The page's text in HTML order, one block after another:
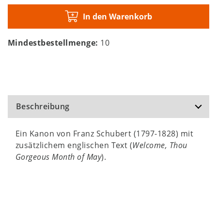
In den Warenkorb
Mindestbestellmenge: 10
Beschreibung
Ein Kanon von Franz Schubert (1797-1828) mit
zusätzlichem englischen Text (Welcome, Thou
Gorgeous Month of May).